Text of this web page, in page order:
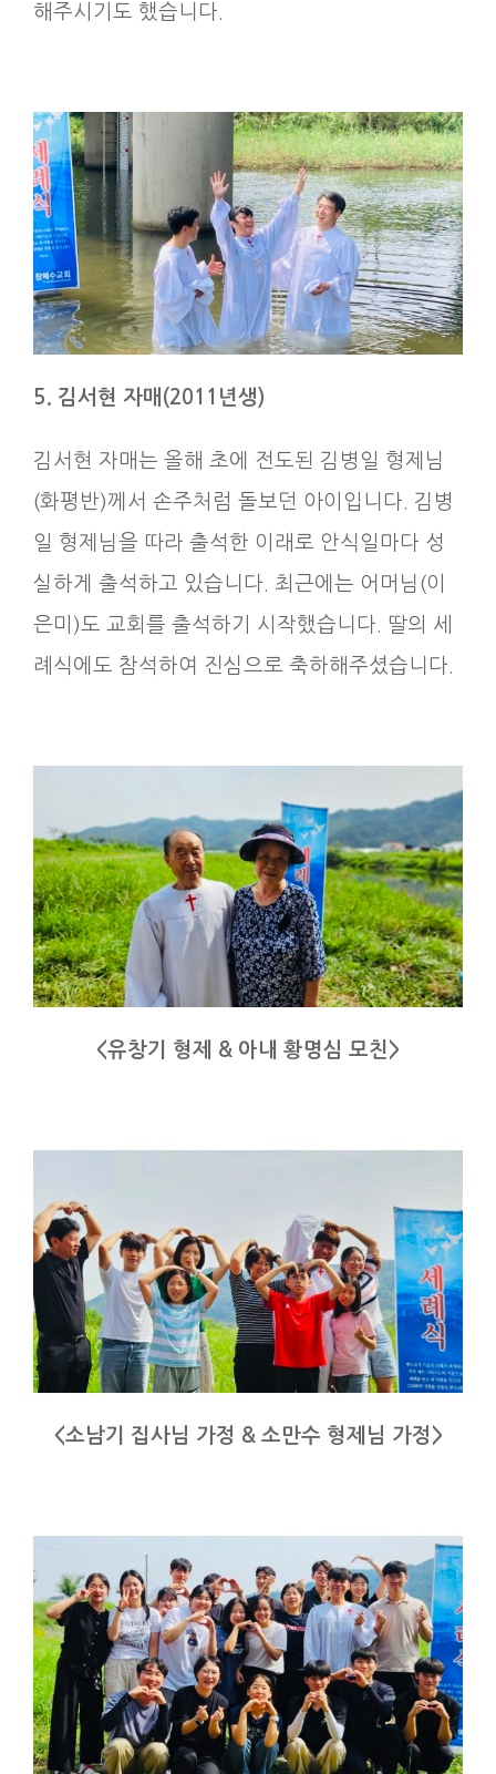
해주시기도 했습니다.
5. 김서현 자매 (2011 년생)
김서현 자매는 올해 초에 전도된 김병일 형제님
(화평반)께서 손주처럼 돌보던 아이입니다. 김병
일 형제님을 따라 출석한 이래로 안식일마다 성
실하게 출석하고 있습니다. 최근에는 어머님(이
은미)도 교회를 출석하기 시작했습니다. 딸의 세
례식에도 참석하여 진심으로 축하해주셨습니다.
<유창기 형제 & 아내 황명심 모친>
<소남기 집사님 가정 & 소만수 형제님 가정>